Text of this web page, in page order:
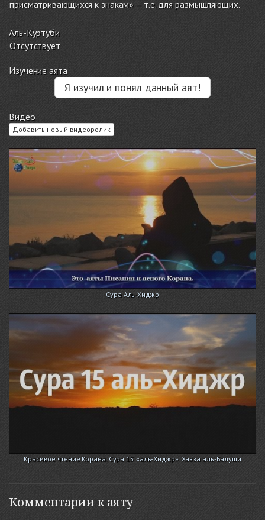
присматривающихся к знакам» – т.е. для размышляющих.
Аль-Куртуби
Отсутствует
Изучение аята
Я изучил и понял данный аят!
Видео
Добавить новый видеоролик
Сура Аль-Хиджр
Красивое чтение Корана. Сура 15 «аль-Хиджр». Хазза аль-Балуши
Комментарии к аяту